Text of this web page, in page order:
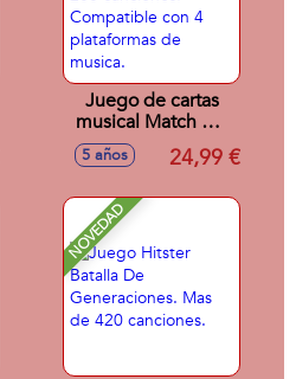
Juego de cartas
musical Match My
Beat Original. Mas
de 200 canciones.
plataformas de
musica.
5 años 24,99 €
NOVEDAD